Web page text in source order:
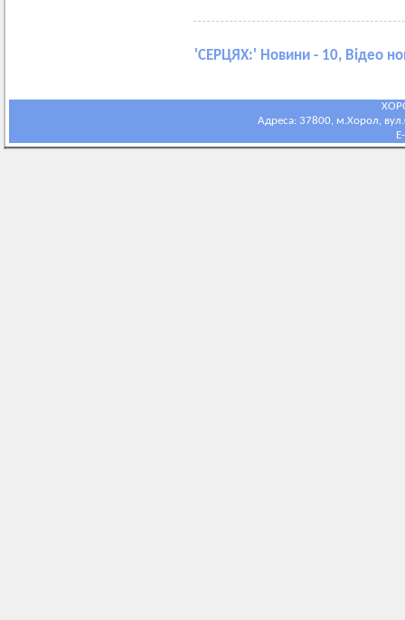
'СЕРЦЯХ:' Новини - 10, Відео
Адреса: 37800, м.Хорол,